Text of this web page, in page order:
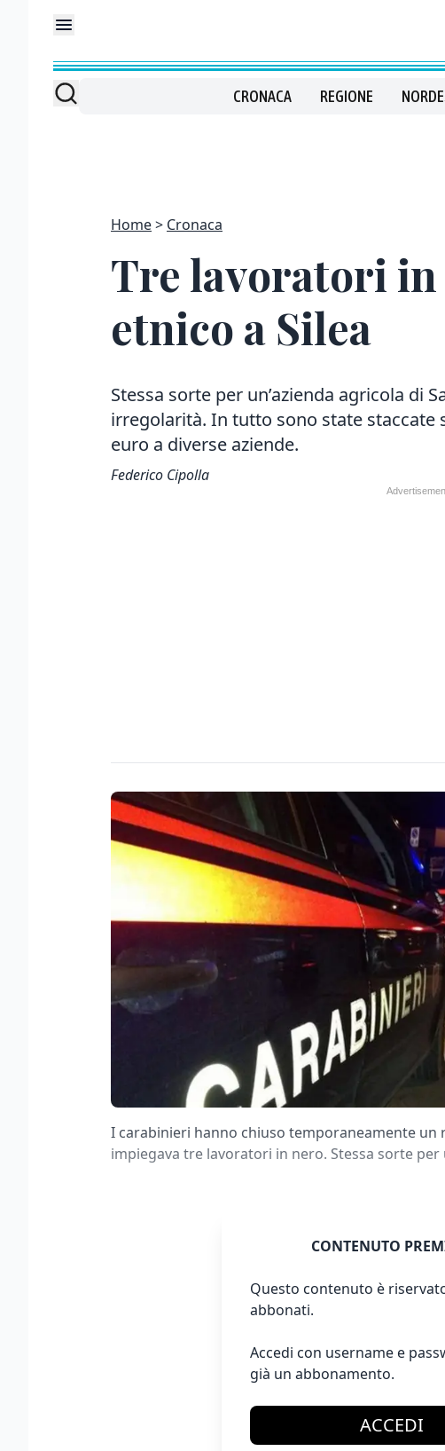
CRONACA REGIONE
Home Cronaca
Tre lavoratori
etnico a Silea
Stessa sorte per un’azienda agricola di
irregolarità. In tutto sono state staccate
euro a diverse aziende.
Federico Cipolla
I carabinieri hanno chiuso temporaneamente un
impiegava tre lavoratori in nero. Stessa sorte per
CONTENUTO
Questo contenuto è
abbonati.
Accedi con username e
già un abbonamento.
ACCEDI